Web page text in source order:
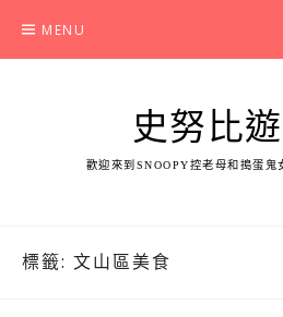
content
MENU
史努比
歡迎來到SNOOPY控老母和搗蛋鬼
標籤: 文山區美食